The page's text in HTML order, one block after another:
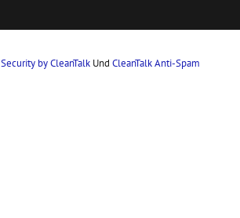
Security by CleanTalkUnd CleanTalk Anti-Spam